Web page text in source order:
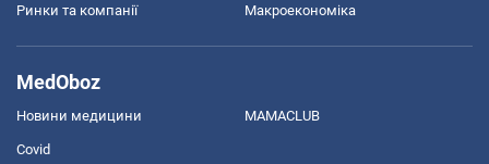
Ринки та компанії Макроекономіка
MedOboz
Новини медицини MAMACLUB
Covid